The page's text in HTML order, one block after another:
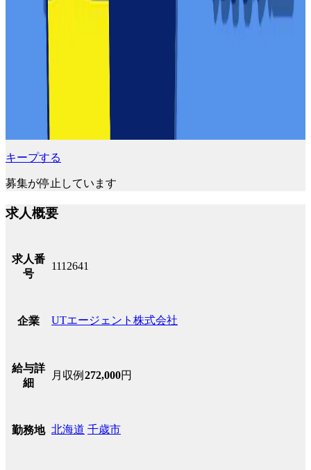
キープする
募集が停止しています
求人概要
求人番
号
1112641
企業 UTエージェント株式会社
給与詳
細
月収例 272,000円
勤務地 北海道 千歳市